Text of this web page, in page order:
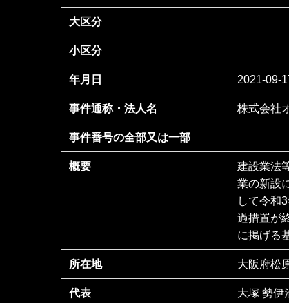
大区分
小区分
年月日 2021-09-
事件通称・法人名 株式会社
事件番号の全部又は一部
概要
建設業法
業の新設
して令和
過措置が
に掲げる
所在地 大阪府松
代表 大塚 勢伊